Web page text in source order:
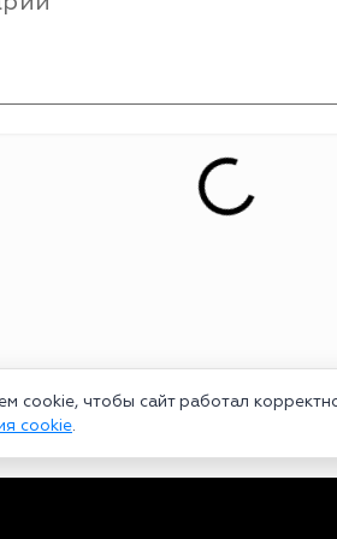
cookie, чтобы сайт работал
cookie.